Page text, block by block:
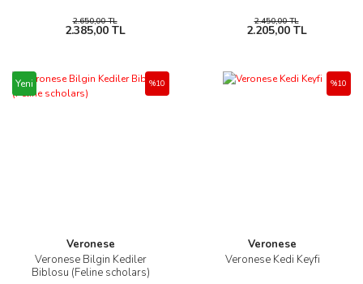
2.650,00 TL
2.385,00 TL
2.450,00 TL
2.205,00 TL
Yeni
Veronese
Veronese Bilgin Kediler
Biblosu (Feline scholars)
%10
Veronese
Veronese Kedi Keyfi
%10